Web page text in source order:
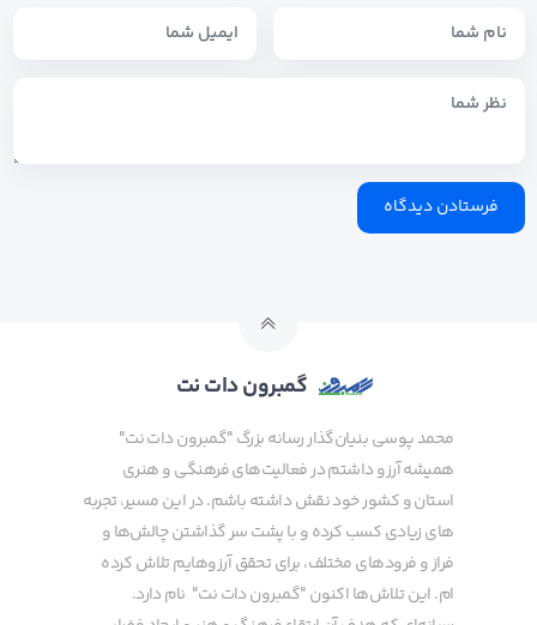
گمبرون دات نت
محمد پوسی بنیان‌گذار رسانه بزرگ "گمبرون دات نت"
همیشه آرزو داشتم در فعالیت‌های فرهنگی و هنری
استان و کشور خود نقش داشته باشم. در این مسیر، تجربه
های زیادی کسب کرده و با پشت سر گذاشتن چالش‌ها و
فراز و فرودهای مختلف، برای تحقق آرزوهایم تلاش کرده
ام. این تلاش‌ها اکنون "گمبرون دات نت" نام دارد.